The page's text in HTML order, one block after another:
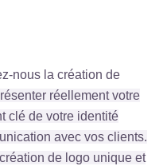
nous la création de
réellement votre
clé de votre identité
avec vos clients.
de logo unique et